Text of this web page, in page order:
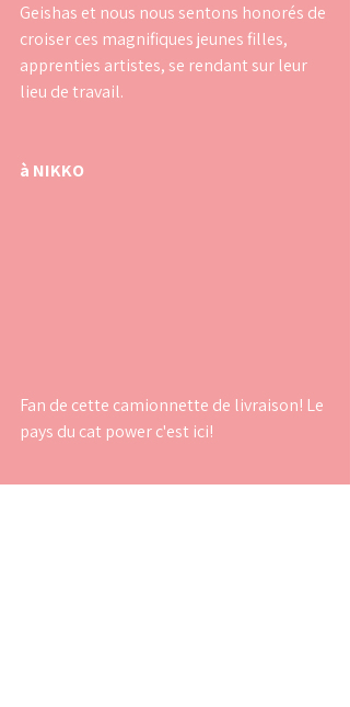
Geishas et nous nous sentons honorés de
croiser ces magnifiques jeunes filles,
apprenties artistes, se rendant sur leur
lieu de travail.
à NIKKO
Fan de cette camionnette de livraison! Le
pays du cat power c'est ici!